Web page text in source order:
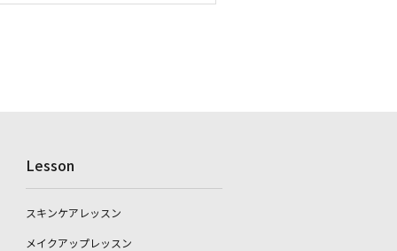
Lesson
スキンケアレッスン
メイクアップレッスン